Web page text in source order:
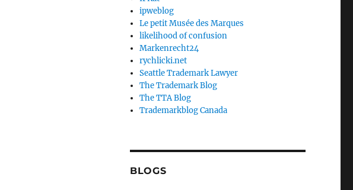
ipweblog
Le petit Musée des Marques
likelihood of confusion
Markenrecht24
rychlicki.net
Seattle Trademark Lawyer
The Trademark Blog
The TTA Blog
Trademarkblog Canada
BLOGS